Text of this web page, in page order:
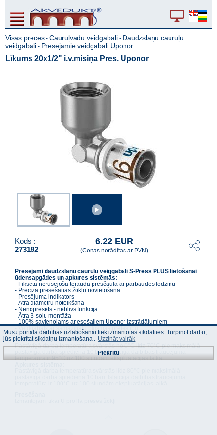
Visas preces -Cauruļvadu veidgabali - Daudzslāņu cauruļu
veidgabali - Presējamie veidgabali Uponor
Līkums 20x1/2" i.v.misiņa Pres. Uponor
Kods :
273182
6.22 EUR
(Cenas norādītas ar PVN)
Presējami daudzslāņu cauruļu veiggabali S-Press PLUS lietošanai
ūdensapgādes un apkures sistēmās:
- Fiksēta nerūsējošā tērauda presčaula ar pārbaudes lodziņu
- Precīza presēšanas žokļu novietošana
- Presējuma indikators
- Ātra diametru noteikšana
- Nenopresēts - neblīvs funkcija
- Ātra 3-soļu montāža
- 100% savienojams ar esošajiem Uponor izstrādājumiem
- Veidgabals ar samazinātu plūsmas pretestību
Ūdensapgādes sistēma:
Pastāvīgā darba temperatūra svārstās no 0°C līdz 70°C pie maksimālā
pastāvīgā darba spiediena 10 bāri. Īslaicīga darbības traucējuma
temperaūra ir 95°C uz 100 stundām ekspluatācijas laikā.
Mūsu portāla darbības uzlabošanai tiek izmantotas sīkdatnes. Turpinot darbu,
jūs piekrītat sīkdatņu izmantošanai. Uzzināt vairāk
Piekrītu